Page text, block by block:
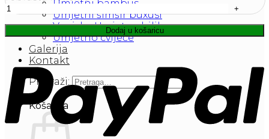
Umjetni bambus
Umjetni šimšir buxusi
Vanjske Umjetne biljke
Umjetno cvijeće
Galerija
Kontakt
Pretraži:
Košarica
Dodaj u košaricu